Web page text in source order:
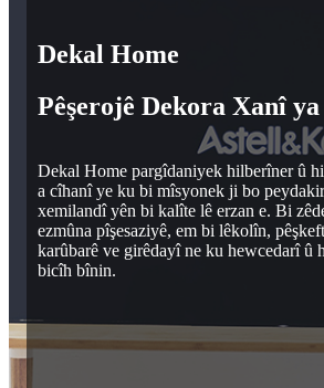
Dekal Home
Pêşerojê Dekora Xanî
Dekal Home pargîdaniyek hilberîner û
a cîhanî ye ku bi mîsyonek ji bo
xemilandî yên bi kalîte lê erzan e. Bi
ezmûna pîşesaziyê, em bi lêkolîn,
karûbarê ve girêdayî ne ku hewcedarî û
bicîh bînin.